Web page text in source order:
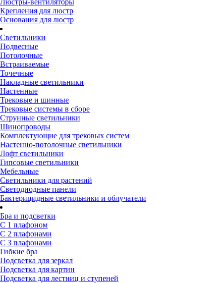
Люстры-вентиляторы
Крепления для люстр
Основания для люстр
Светильники
Подвесные
Потолочные
Встраиваемые
Точечные
Накладные светильники
Настенные
Трековые и шинные
Трековые системы в сборе
Струнные светильники
Шинопроводы
Комплектующие для трековых систем
Настенно-потолочные светильники
Лофт светильники
Гипсовые светильники
Мебельные
Светильники для растений
Светодиодные панели
Бактерицидные светильники и облучатели
Бра и подсветки
С 1 плафоном
С 2 плафонами
С 3 плафонами
Гибкие бра
Подсветка для зеркал
Подсветка для картин
Подсветка для лестниц и ступеней